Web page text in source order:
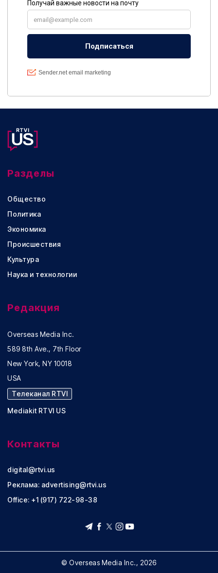
Разделы
Общество
Политика
Экономика
Происшествия
Культура
Наука и технологии
Редакция
Overseas Media Inc.
589 8th Ave., 7th Floor
New York, NY 10018
USA
Телеканал RTVI
Mediakit RTVI US
Контакты
digital@rtvi.us
Реклама: advertising@rtvi.us
Office: +1 (917) 722-98-38
© Overseas Media Inc., 2026